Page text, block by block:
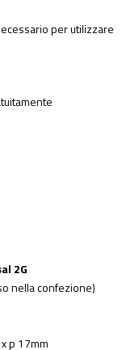
per utilizzare
2G
nella confezione)
p 17mm